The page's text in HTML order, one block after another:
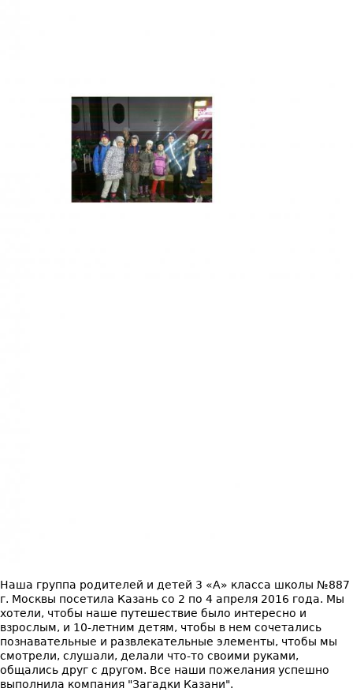
Наша группа родителей и детей 3 «А» класса школы №887
г. Москвы посетила Казань со 2 по 4 апреля 2016 года. Мы
хотели, чтобы наше путешествие было интересно и
взрослым, и 10-летним детям, чтобы в нем сочетались
познавательные и развлекательные элементы, чтобы мы
смотрели, слушали, делали что-то своими руками,
общались друг с другом. Все наши пожелания успешно
выполнила компания "Загадки Казани".